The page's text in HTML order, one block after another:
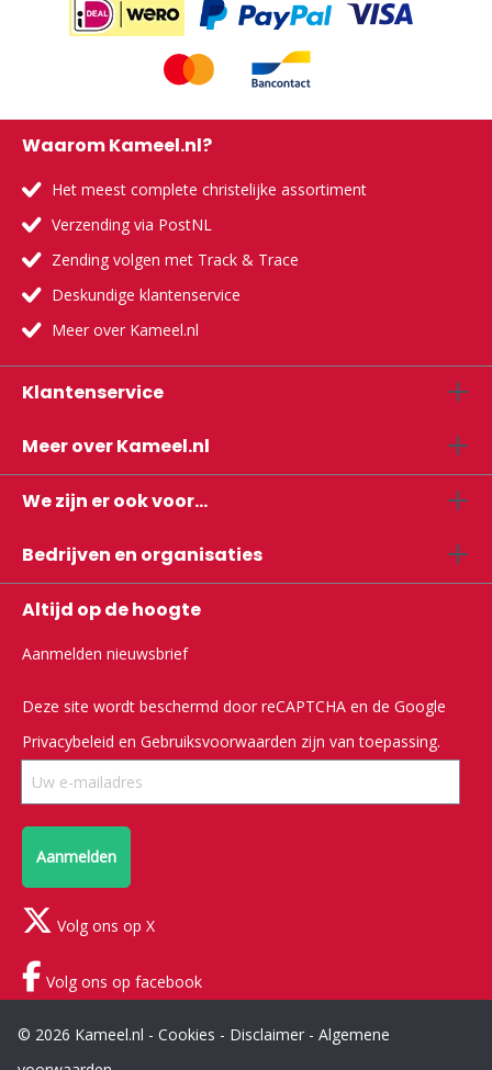
Waarom Kameel.nl?
Het meest complete christelijke assortiment
Verzending via PostNL
Zending volgen met Track & Trace
Deskundige klantenservice
Meer over Kameel.nl
Klantenservice
Meer over Kameel.nl
We zijn er ook voor...
Bedrijven en organisaties
Altijd op de hoogte
Aanmelden nieuwsbrief
Deze site wordt beschermd door reCAPTCHA en de Google
Privacybeleid en Gebruiksvoorwaarden zijn van toepassing.
Aanmelden
Volg ons op X
Volg ons op facebook
© 2026 Kameel.nl - Cookies - Disclaimer - Algemene